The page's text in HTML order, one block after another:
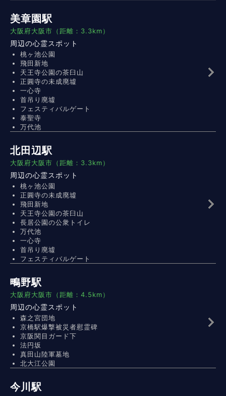
美章園駅
大阪府大阪市（距離：3.3km）
周辺の心霊スポット
桃ヶ池公園
飛田新地
天王寺公園の茶臼山
正圓寺の未成廃墟
一心寺
首吊り廃墟
フェスティバルゲート
泰聖寺
万代池
北田辺駅
大阪府大阪市（距離：3.3km）
周辺の心霊スポット
桃ヶ池公園
正圓寺の未成廃墟
飛田新地
天王寺公園の茶臼山
長居公園の公衆トイレ
万代池
一心寺
首吊り廃墟
フェスティバルゲート
鴫野駅
大阪府大阪市（距離：4.5km）
周辺の心霊スポット
森之宮団地
京橋駅爆撃被災者慰霊碑
京阪関目ガード下
法円坂
真田山陸軍墓地
北大江公園
今川駅